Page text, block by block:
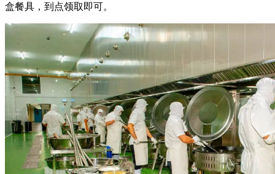
盒餐具，到点领取即可。